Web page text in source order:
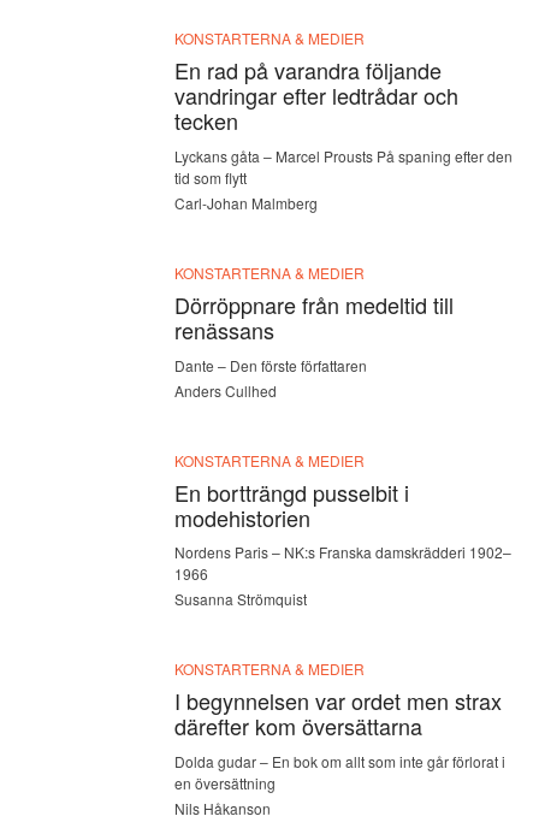
KONSTARTERNA & MEDIER
En rad på varandra följande
vandringar efter ledtrådar och
tecken
Lyckans gåta – Marcel Prousts På spaning efter den
tid som flytt
Carl-Johan Malmberg
KONSTARTERNA & MEDIER
Dörröppnare från medeltid till
renässans
Dante – Den förste författaren
Anders Cullhed
KONSTARTERNA & MEDIER
En bortträngd pusselbit i
modehistorien
Nordens Paris – NK:s Franska damskrädderi 1902–
1966
Susanna Strömquist
KONSTARTERNA & MEDIER
I begynnelsen var ordet men strax
därefter kom översättarna
Dolda gudar – En bok om allt som inte går förlorat i
en översättning
Nils Håkanson